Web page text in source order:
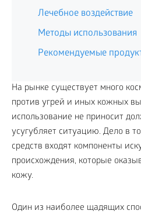
Лечебное воздействие
Методы использования
Рекомендуемые
На рынке существует много
против угрей и иных кожных
использование не приносит
усугубляет ситуацию. Дело в
средств входят компоненты
происхождения, которые
кожу.
Один из наиболее щадящих